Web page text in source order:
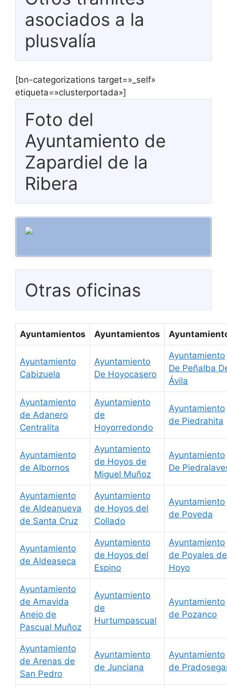
asociados a la
plusvalía
[bn-categorizations target=»_self»
etiqueta=»clusterportada»]
Foto del
Ayuntamiento de
Zapardiel de la
Ribera
Otras oficinas
Ayuntamientos Ayuntamientos
Ayuntamiento
Cabizuela
Ayuntamiento
De Hoyocasero
Ayuntamiento
De Peñalba
Ávila
Ayuntamiento
de Adanero
Centralita
Ayuntamiento
de
Hoyorredondo
Ayuntamiento
de Piedrahita
Ayuntamiento
de Albornos
Ayuntamiento
de Hoyos de
Miguel Muñoz
Ayuntamiento
De
Ayuntamiento
de Aldeanueva
de Santa Cruz
Ayuntamiento
de Hoyos del
Collado
Ayuntamiento
de Poveda
Ayuntamiento
de Aldeaseca
Ayuntamiento
de Hoyos del
Espino
Ayuntamiento
de Poyales
Hoyo
Ayuntamiento
de Amavida
Anejo de
Pascual Muñoz
Ayuntamiento
de
Hurtumpascual
Ayuntamiento
de Pozanco
Ayuntamiento
de Arenas de
San Pedro
Ayuntamiento
de Junciana
Ayuntamiento
de